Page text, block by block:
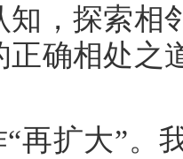
知，探索相
正确相处之
再扩大”。